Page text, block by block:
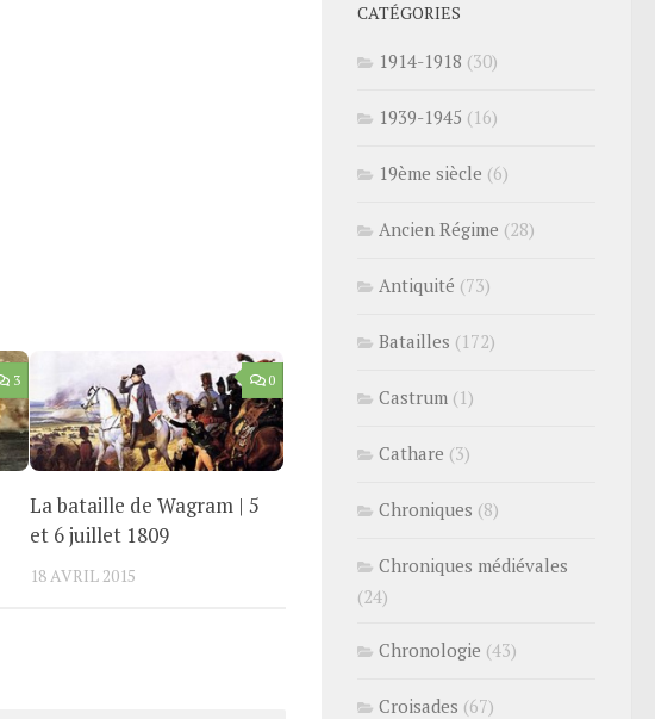
3 0
La bataille de Wagram | 5
et 6 juillet 1809
18 AVRIL 2015
CATÉGORIES
1914-1918 (30)
1939-1945 (16)
19ème siècle (6)
Ancien Régime (28)
Antiquité (73)
Batailles (172)
Castrum (1)
Cathare (3)
Chroniques (8)
Chroniques médiévales
(24)
Chronologie (43)
Croisades (67)